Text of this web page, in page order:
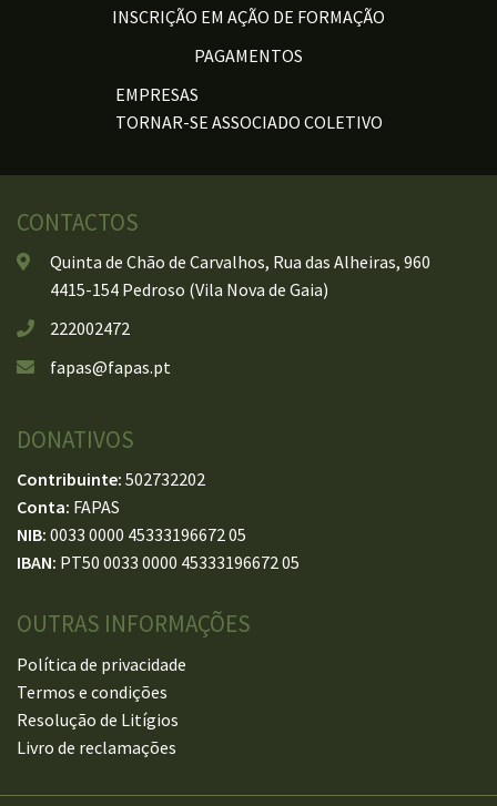
INSCRIÇÃO EM AÇÃO DE FORMAÇÃO
PAGAMENTOS
EMPRESAS
TORNAR-SE ASSOCIADO COLETIVO
CONTACTOS
Quinta de Chão de Carvalhos, Rua das Alheiras, 960
4415-154 Pedroso (Vila Nova de Gaia)
222002472
fapas@fapas.pt
DONATIVOS
Contribuinte: 502732202
Conta: FAPAS
NIB: 0033 0000 45333196672 05
IBAN: PT50 0033 0000 45333196672 05
OUTRAS INFORMAÇÕES
Política de privacidade
Termos e condições
Resolução de Litígios
Livro de reclamações